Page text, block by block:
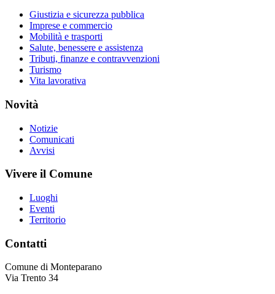
Giustizia e sicurezza pubblica
Imprese e commercio
Mobilità e trasporti
Salute, benessere e assistenza
Tributi, finanze e contravvenzioni
Turismo
Vita lavorativa
Novità
Notizie
Comunicati
Avvisi
Vivere il Comune
Luoghi
Eventi
Territorio
Contatti
Comune di Monteparano
Via Trento 34